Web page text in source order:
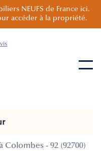
NEUFS de France ici.
accéder à la propriété.
- 92 (92700)